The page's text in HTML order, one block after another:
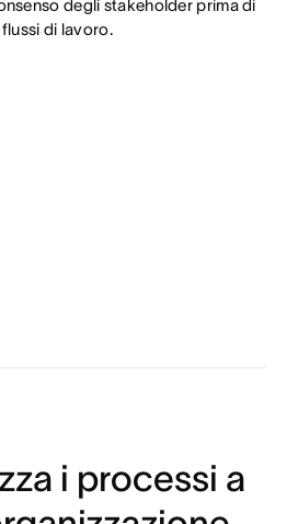
degli stakeholder prima di
di lavoro.
i processi a